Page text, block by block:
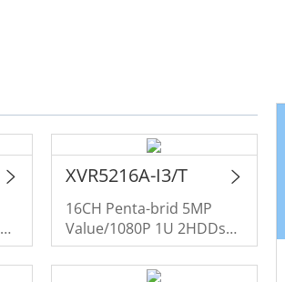
XVR5216A-I3/T
16CH Penta-brid 5MP
Value/1080P 1U 2HDDs
WizSense Digital Video
Recorder